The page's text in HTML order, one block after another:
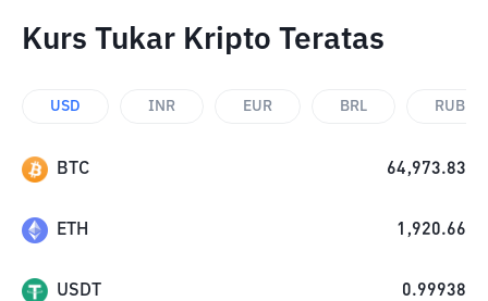
Kurs Tukar Kripto Teratas
USD INR EUR BRL RUB
BTC 64,973.83
ETH 1,920.66
USDT 0.99938